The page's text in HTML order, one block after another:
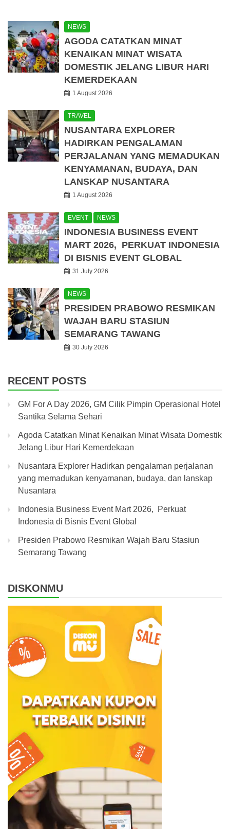
NEWS
AGODA CATATKAN MINAT
KENAIKAN MINAT WISATA
DOMESTIK JELANG LIBUR HARI
KEMERDEKAAN
1 August 2026
TRAVEL
NUSANTARA EXPLORER
HADIRKAN PENGALAMAN
PERJALANAN YANG MEMADUKAN
KENYAMANAN, BUDAYA, DAN
LANSKAP NUSANTARA
1 August 2026
EVENT NEWS
INDONESIA BUSINESS EVENT
MART 2026, PERKUAT INDONESIA
DI BISNIS EVENT GLOBAL
31 July 2026
NEWS
PRESIDEN PRABOWO RESMIKAN
WAJAH BARU STASIUN
SEMARANG TAWANG
30 July 2026
RECENT POSTS
GM For A Day 2026, GM Cilik Pimpin Operasional Hotel
Santika Selama Sehari
Agoda Catatkan Minat Kenaikan Minat Wisata Domestik
Jelang Libur Hari Kemerdekaan
Nusantara Explorer Hadirkan pengalaman perjalanan
yang memadukan kenyamanan, budaya, dan lanskap
Nusantara
Indonesia Business Event Mart 2026, Perkuat
Indonesia di Bisnis Event Global
Presiden Prabowo Resmikan Wajah Baru Stasiun
Semarang Tawang
DISKONMU